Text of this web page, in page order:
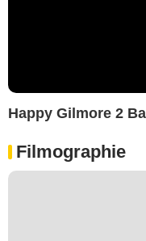
Happy Gilmore 2
Filmographie